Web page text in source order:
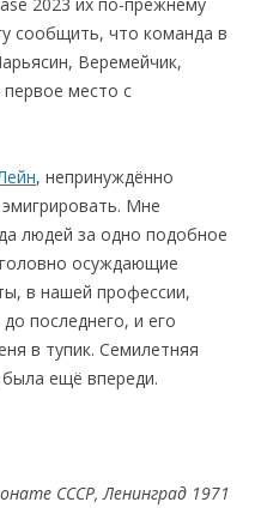
сообщить, что команда в
Веремейчик,
место с
, непринуждённо
Мне
людей за одно подобное
осуждающие
в нашей профессии,
последнего, и его
в тупик. Семилетняя
ещё впереди.
СССР, Ленинград 1971